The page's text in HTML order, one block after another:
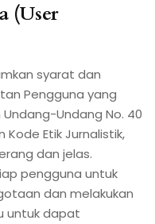
(User
syarat dan
Pengguna yang
Undang No. 40
Etik Jurnalistik,
dan jelas.
pengguna untuk
dan melakukan
untuk dapat